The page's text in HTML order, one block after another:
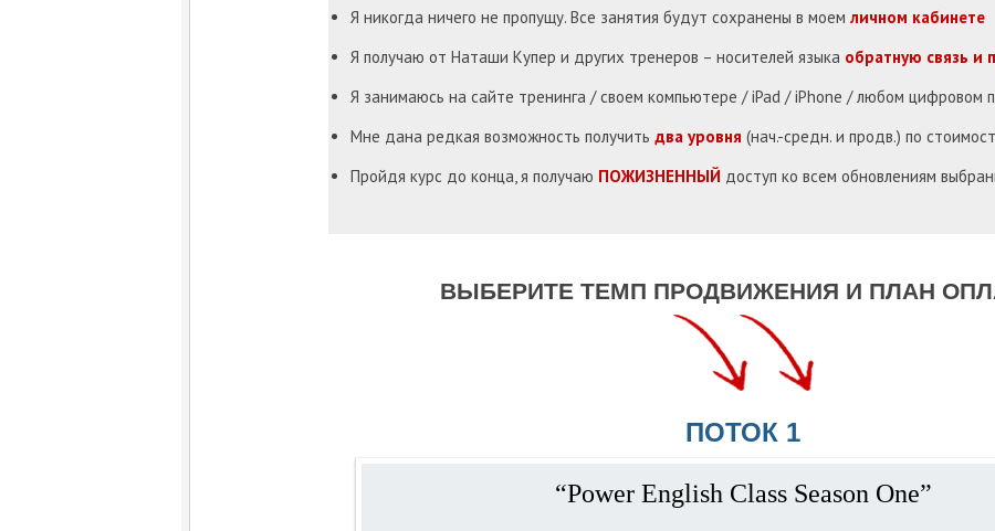
Я никогда ничего не пропущу. Все занятия будут сохранены в моем личном кабинете
Я получаю от Наташи Купер и других тренеров – носителей языка обратную связь и
Я занимаюсь на сайте тренинга / своем компьютере / iPad / iPhone / любом цифровом
Мне дана редкая возможность получить два уровня (нач.-средн. и продв.) по
Пройдя курс до конца, я получаю ПОЖИЗНЕННЫЙ доступ ко всем обновлениям
ВЫБЕРИТЕ ТЕМП ПРОДВИЖЕНИЯ И ПЛАН
ПОТОК 1
“Power English Class Season One”